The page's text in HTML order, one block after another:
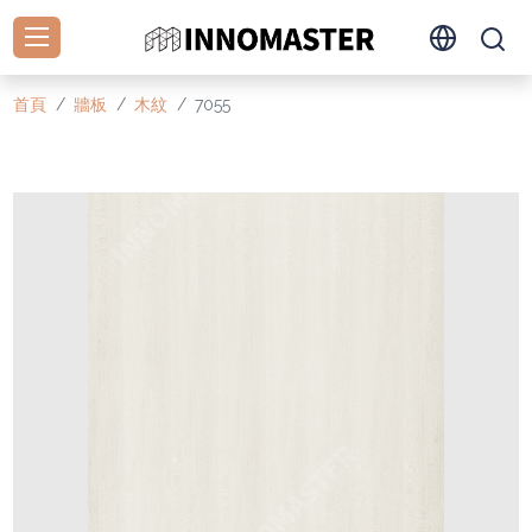
首頁 牆板 木紋 7055